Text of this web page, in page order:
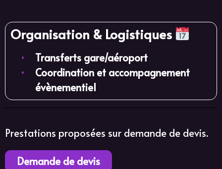
Organisation & Logistiques
•
Transferts gare/aéroport
•
Coordination et accompagnement
évènementiel
Prestations proposées sur demande de devis.
Demande de devis